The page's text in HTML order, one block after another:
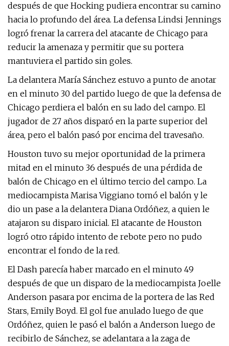
después de que Hocking pudiera encontrar su camino
hacia lo profundo del área. La defensa Lindsi Jennings
logró frenar la carrera del atacante de Chicago para
reducir la amenaza y permitir que su portera
mantuviera el partido sin goles.
La delantera María Sánchez estuvo a punto de anotar
en el minuto 30 del partido luego de que la defensa de
Chicago perdiera el balón en su lado del campo. El
jugador de 27 años disparó en la parte superior del
área, pero el balón pasó por encima del travesaño.
Houston tuvo su mejor oportunidad de la primera
mitad en el minuto 36 después de una pérdida de
balón de Chicago en el último tercio del campo. La
mediocampista Marisa Viggiano tomó el balón y le
dio un pase a la delantera Diana Ordóñez, a quien le
atajaron su disparo inicial. El atacante de Houston
logró otro rápido intento de rebote pero no pudo
encontrar el fondo de la red.
El Dash parecía haber marcado en el minuto 49
después de que un disparo de la mediocampista Joelle
Anderson pasara por encima de la portera de las Red
Stars, Emily Boyd. El gol fue anulado luego de que
Ordóñez, quien le pasó el balón a Anderson luego de
recibirlo de Sánchez, se adelantara a la zaga de